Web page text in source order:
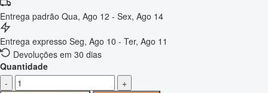
Entrega padrão Qua, Ago 12 - Sex, Ago 14
Entrega expresso Seg, Ago 10 - Ter, Ago 11
Devoluções em 30 dias
Quantidade
-
+